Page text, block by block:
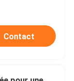
Contact